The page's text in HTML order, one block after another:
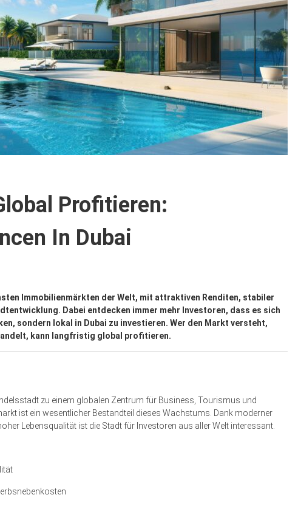
Profitieren:
In Dubai
Immobilienmärkten der Welt, mit attraktiven Renditen, stabiler
Dabei entdecken immer mehr Investoren, dass es sich
sondern lokal in Dubai zu investieren. Wer den Markt versteht,
kann langfristig global profitieren.
zu einem globalen Zentrum für Business, Tourismus und
ist ein wesentlicher Bestandteil dieses Wachstums. Dank moderner
Lebensqualität ist die Stadt für Investoren aus aller Welt interessant.